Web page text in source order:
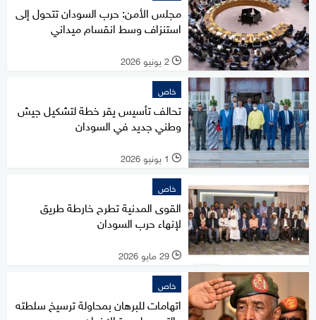
مجلس الأمن: حرب السودان تتحول إلى
استنزاف وسط انقسام ميداني
l 2 يونيو 2026
خاص
تحالف تأسيس يقر خطة لتشكيل جيش
وطني جديد في السودان
l 1 يونيو 2026
خاص
القوى المدنية تطرح خارطة طريق
لإنهاء حرب السودان
l 29 مايو 2026
خاص
اتهامات للبرهان بمحاولة ترسيخ سلطته